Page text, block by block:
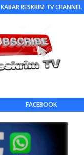
KABAR RESKRIM TV CHANNEL
FACEBOOK